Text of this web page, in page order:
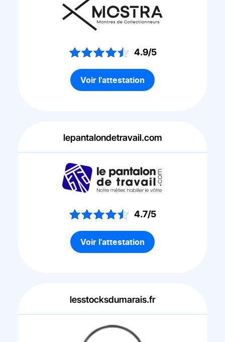
4.9/5
Voir l'attestation
lepantalondetravail.com
4.7/5
Voir l'attestation
lesstocksdumarais.fr